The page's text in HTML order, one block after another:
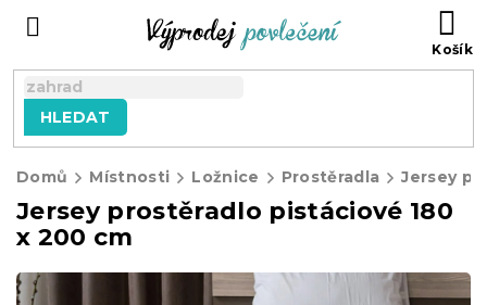
HLEDAT
Domů Místnosti Ložnice Prostěradla Jersey
Jersey prostěradlo pistáciové 180
x 200 cm